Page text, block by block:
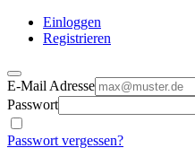
Einloggen
Registrieren
E-Mail Adresse
Passwort
Passwort vergessen?